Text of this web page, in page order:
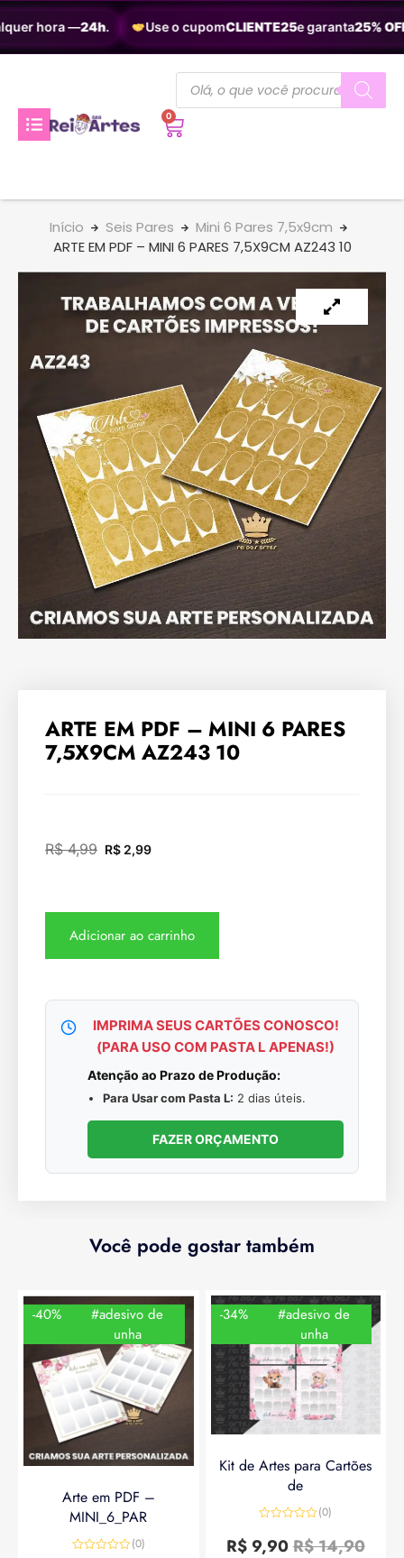
hora —24h. Use o cupomCLIENTE25e garanta25% OFF.
0
Início Seis Pares
Mini 6 Pares 7,5x9cm
ARTE EM PDF – MINI 6 PARES 7,5X9CM AZ243 10
ARTE EM PDF – MINI 6 PARES
7,5X9CM AZ243 10
R$4,99 R$ 2,99
Adicionar ao carrinho
IMPRIMA SEUS CARTÕES CONOSCO!
(PARA USO COM PASTA L APENAS!)
Atenção ao Prazo de Produção:
Para Usar com Pasta L: 2 dias úteis.
FAZER ORÇAMENTO
Você pode gostar também
-40%
#adesivo de
unha
Arte em PDF –
MINI_6_PAR
(0)
-34%
#adesivo de
unha
Kit de Artes para Cartões
de
0
de
(0)
R$14,90
R$9,90